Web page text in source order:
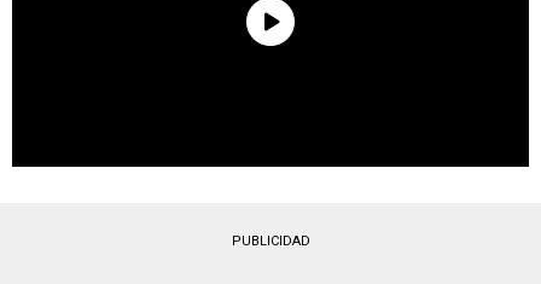
PUBLICIDAD